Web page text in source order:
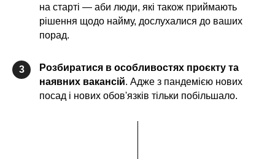
на старті — аби люди, які також приймають
рішення щодо найму, дослухалися до ваших
порад.
3
Розбиратися в особливостях проєкту та
наявних вакансій. Адже з пандемією нових
посад і нових обов'язків тільки побільшало.